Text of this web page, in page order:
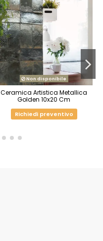
Non disponibile
Ceramica Artistica Metallica
Golden 10x20 Cm
Richiedi preventivo